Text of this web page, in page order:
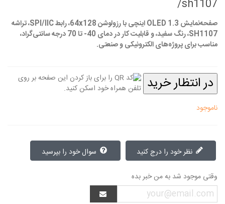
/sh1107
صفحه‌نمایش OLED 1.3 اینچی با رزولوشن 64x128، رابط SPI/IIC، تراشه
SH1107، رنگ سفید، و قابلیت کار در دمای 40- تا 70 درجه سانتی‌گراد،
مناسب برای پروژه‌های الکترونیکی و صنعتی.
در انتظار خرید
ناموجود
نظر خود را درج کنید
وقتی موجود شد به من خبر بده